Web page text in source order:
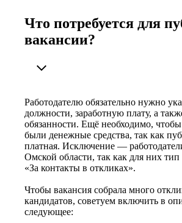
Что потребуется для
вакансии?
Работодателю обязательно нужно
должности, заработную плату, а
обязанности. Ещё необходимо, чтобы
были денежные средства, так как
платная. Исключение —
Омской области, так как для них
«За контакты в откликах».
Чтобы вакансия собрала много
кандидатов, советуем включить в
следующее: